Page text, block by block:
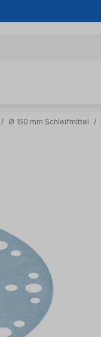
/ Ø 150 mm Schleifmittel /